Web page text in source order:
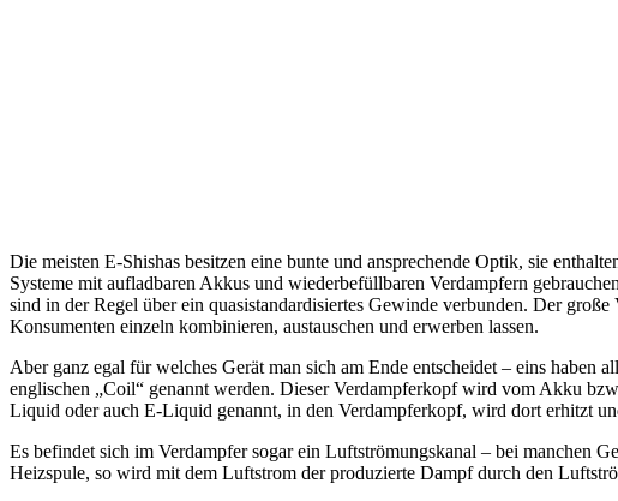
Die meisten E-Shishas besitzen eine bunte und ansprechende Optik, sie
Systeme mit aufladbaren Akkus und wiederbefüllbaren Verdampfern
sind in der Regel über ein quasistandardisiertes Gewinde verbunden. Der
Konsumenten einzeln kombinieren, austauschen und erwerben lassen.
Aber ganz egal für welches Gerät man sich am Ende entscheidet – eins
englischen „Coil“ genannt werden. Dieser Verdampferkopf wird vom Akku
Liquid oder auch E-Liquid genannt, in den Verdampferkopf, wird dort erhitzt
Es befindet sich im Verdampfer sogar ein Luftströmungskanal – bei manchen
Heizspule, so wird mit dem Luftstrom der produzierte Dampf durch den